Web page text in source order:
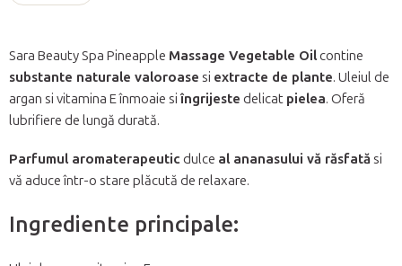
Sara Beauty Spa Pineapple Massage Vegetable Oilcontine
substante naturale valoroase si extracte de plante. Uleiul de
argan si vitamina E înmoaie si îngrijeste delicat pielea. Oferă
lubrifiere de lungă durată.
Parfumul aromaterapeutic dulce al ananasului vă răsfatăsi
vă aduce într-o stare plăcută de relaxare.
Ingrediente principale: